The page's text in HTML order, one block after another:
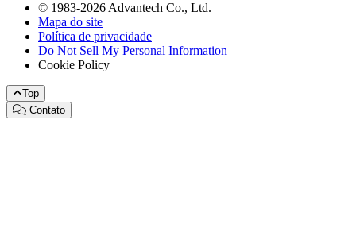
© 1983-2026 Advantech Co., Ltd.
Mapa do site
Política de privacidade
Do Not Sell My Personal Information
Cookie Policy
Top
Contato